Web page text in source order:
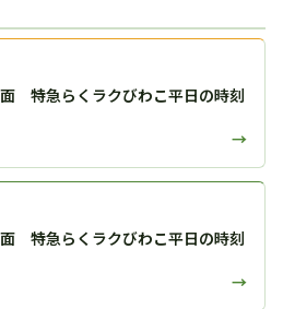
特急らくラクびわこ平日の時刻
→
特急らくラクびわこ平日の時刻
→